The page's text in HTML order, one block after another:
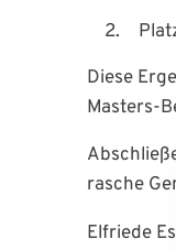
Diese
Masters-
rasche
Elfriede